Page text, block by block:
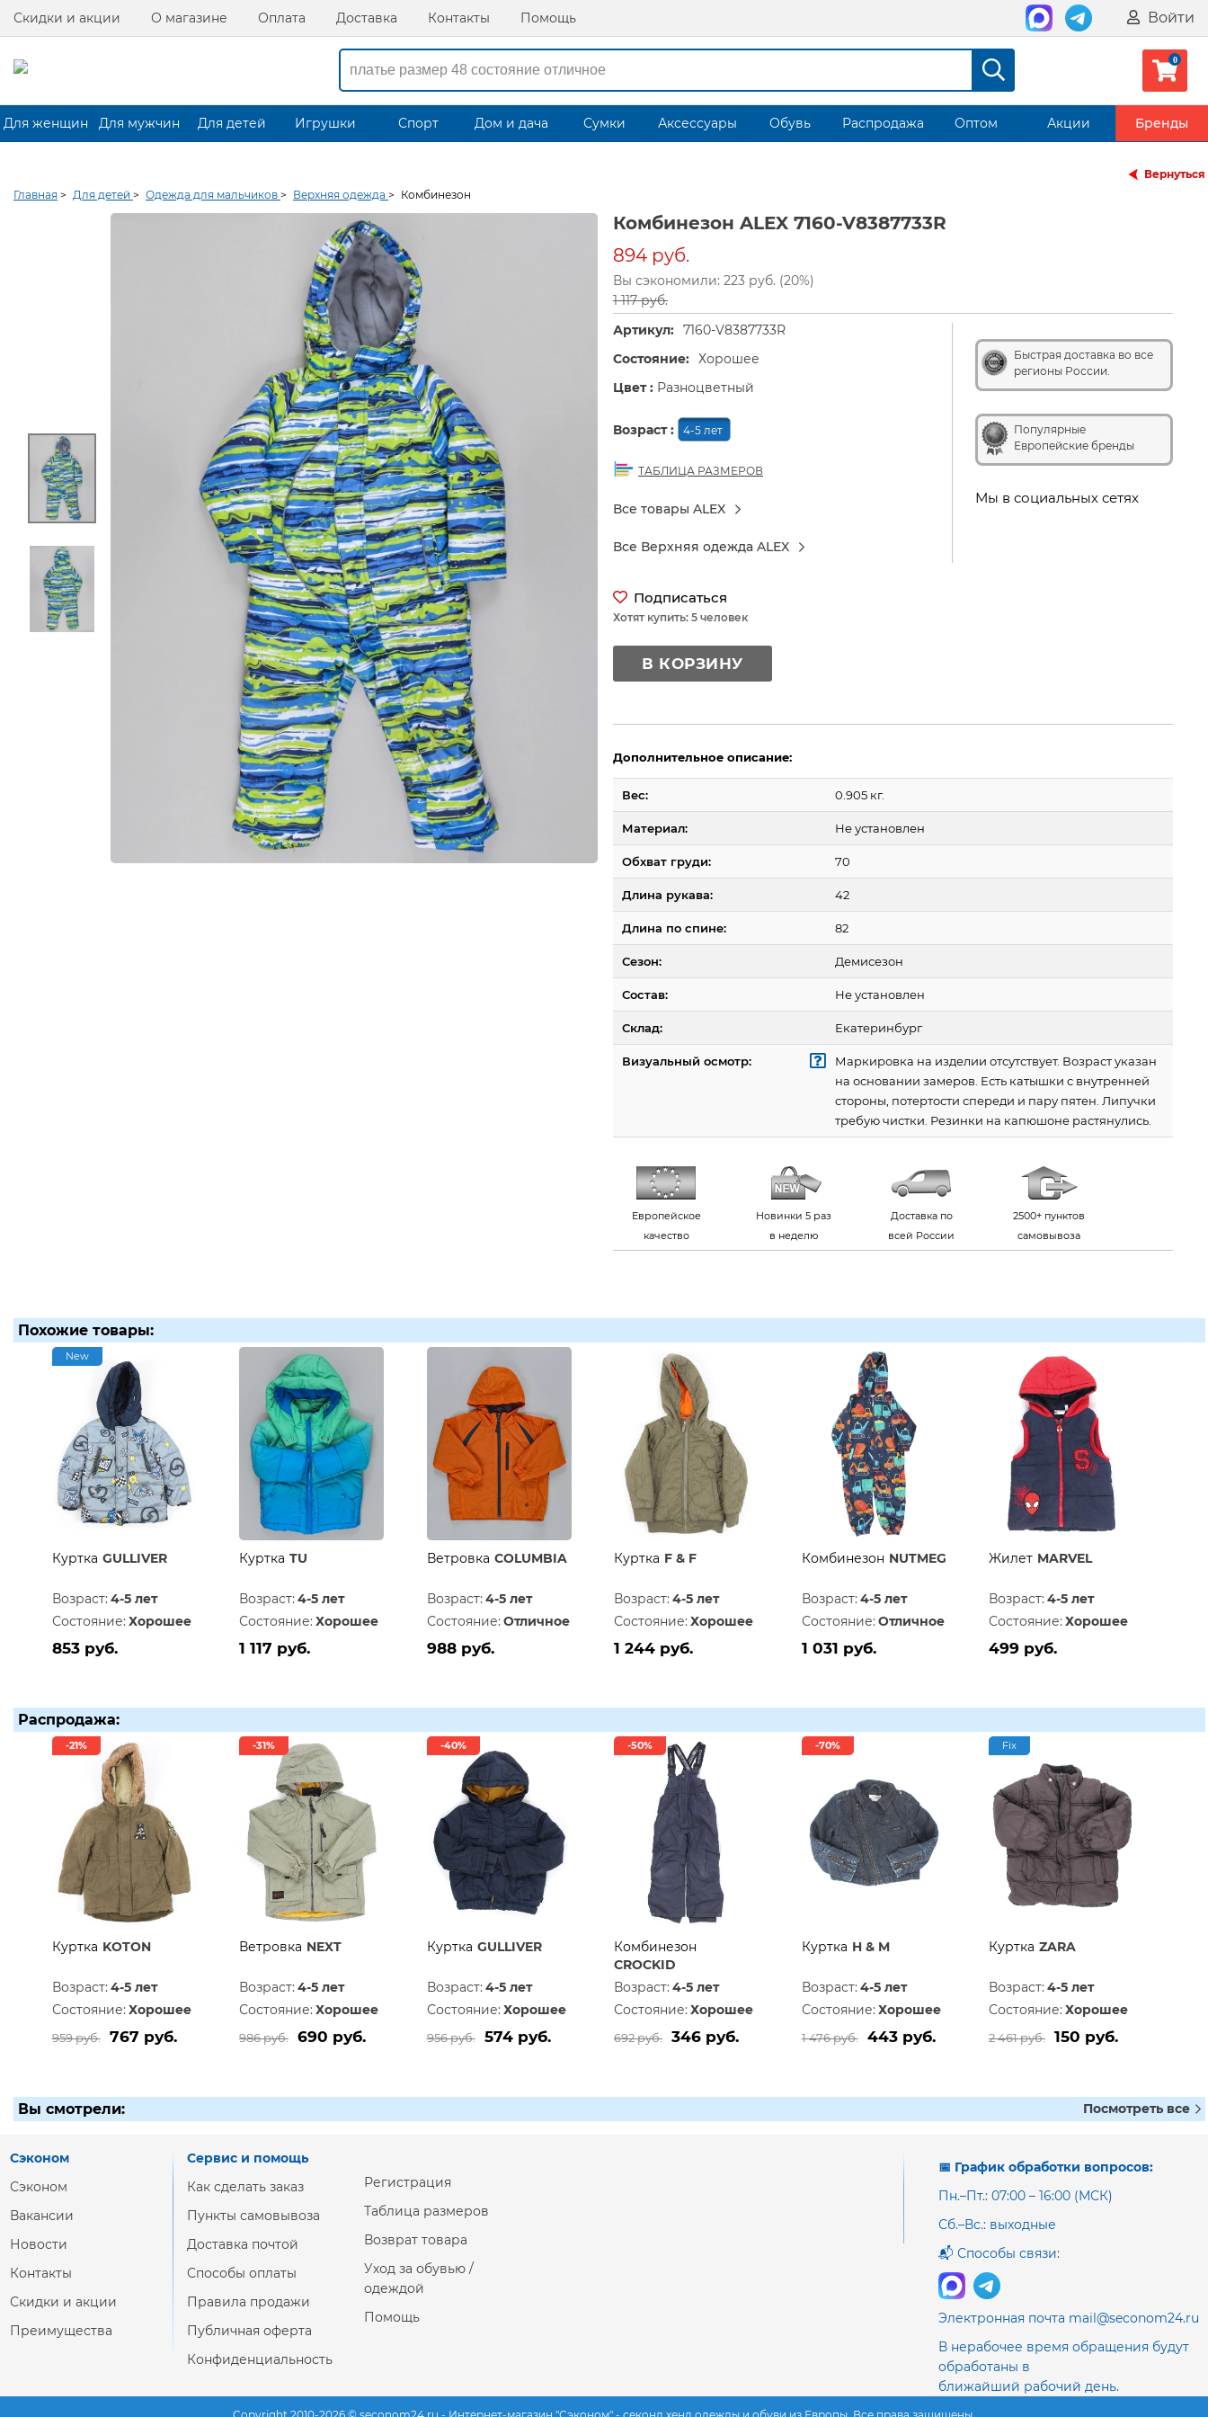
Скидки и акции О магазине Оплата Доставка Контакты Помощь Войти
Для женщин Для мужчин Для детей Игрушки Спорт Дом и дача Сумки Аксессуары Обувь Распродажа Оптом Акции Бренды
Вернуться
Главная > Для детей > Одежда для мальчиков > Верхняя одежда > Комбинезон
Комбинезон ALEX 7160-V8387733R
894 руб.
Вы сэкономили: 223 руб. (20%)
1 117 руб.
Быстрая доставка во все
регионы России.
Популярные
Европейские бренды
Мы в социальных сетях
Артикул: 7160-V8387733R
Состояние: Хорошее
Цвет : Разноцветный
Возраст : 4-5 лет
ТАБЛИЦА РАЗМЕРОВ
Все товары ALEX
Все Верхняя одежда ALEX
Подписаться
Хотят купить: 5 человек
В КОРЗИНУ
Дополнительное описание:
Вес: 0.905 кг.
Материал: Не установлен
Обхват груди: 70
Длина рукава: 42
Длина по спине: 82
Сезон: Демисезон
Состав: Не установлен
Склад: Екатеринбург
Визуальный осмотр:
Маркировка на изделии отсутствует. Возраст указан
на основании замеров. Есть катышки с внутренней
стороны, потертости спереди и пару пятен. Липучки
требую чистки. Резинки на капюшоне растянулись.
Европейское
качество
Новинки 5 раз
в неделю
Доставка по
всей России
2500+ пунктов
самовывоза
Похожие товары:
New
Куртка GULLIVER
Возраст: 4-5 лет
Состояние: Хорошее
853 руб.
Куртка TU
Возраст: 4-5 лет
Состояние: Хорошее
1 117 руб.
Ветровка COLUMBIA
Возраст: 4-5 лет
Состояние: Отличное
988 руб.
Куртка F & F
Возраст: 4-5 лет
Состояние: Хорошее
1 244 руб.
Комбинезон NUTMEG
Возраст: 4-5 лет
Состояние: Отличное
1 031 руб.
Жилет MARVEL
Возраст: 4-5 лет
Состояние: Хорошее
499 руб.
Распродажа:
-21%
Куртка KOTON
Возраст: 4-5 лет
Состояние: Хорошее
959 руб. 767 руб.
-31%
Ветровка NEXT
Возраст: 4-5 лет
Состояние: Хорошее
986 руб. 690 руб.
-40%
Куртка GULLIVER
Возраст: 4-5 лет
Состояние: Хорошее
956 руб. 574 руб.
-50%
Комбинезон
CROCKID
Возраст: 4-5 лет
Состояние: Хорошее
692 руб. 346 руб.
-70%
Куртка H & M
Возраст: 4-5 лет
Состояние: Хорошее
1 476 руб. 443 руб.
Fix
Куртка ZARA
Возраст: 4-5 лет
Состояние: Хорошее
2 461 руб. 150 руб.
Вы смотрели: Посмотреть все
📅 График обработки вопросов:
Пн.–Пт.: 07:00 – 16:00 (МСК)
Сб.–Вс.: выходные
📬 Способы связи:
Электронная почта mail@seconom24.ru
В нерабочее время обращения будут
обработаны в
ближайший рабочий день.
Сэконом
Сэконом
Вакансии
Новости
Контакты
Скидки и акции
Преимущества
Сервис и помощь
Как сделать заказ
Пункты самовывоза
Доставка почтой
Способы оплаты
Правила продажи
Публичная оферта
Конфиденциальность
Регистрация
Таблица размеров
Возврат товара
Уход за обувью /
одеждой
Помощь